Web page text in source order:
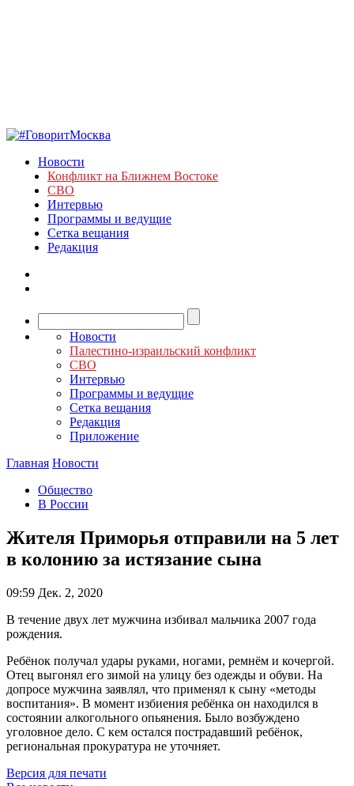
Новости
Конфликт на Ближнем Востоке
СВО
Интервью
Программы и ведущие
Сетка вещания
Редакция
Новости
Палестино-израильский конфликт
СВО
Интервью
Программы и ведущие
Сетка вещания
Редакция
Приложение
Главная Новости
Общество
В России
Жителя Приморья отправили на 5 лет
в колонию за истязание сына
09:59 Дек. 2, 2020
В течение двух лет мужчина избивал мальчика 2007 года
рождения.
Ребёнок получал удары руками, ногами, ремнём и кочергой.
Отец выгонял его зимой на улицу без одежды и обуви. На
допросе мужчина заявлял, что применял к сыну «методы
воспитания». В момент избиения ребёнка он находился в
состоянии алкогольного опьянения. Было возбуждено
уголовное дело. С кем остался пострадавший ребёнок,
региональная прокуратура не уточняет.
Версия для печати